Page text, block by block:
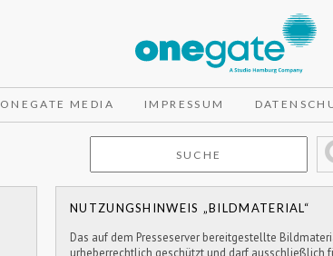
ONEGATE MEDIA IMPRESSUM
NUTZUNGSHINWEIS „BILDMATERIAL“
Das auf dem Presseserver bereitgestellte